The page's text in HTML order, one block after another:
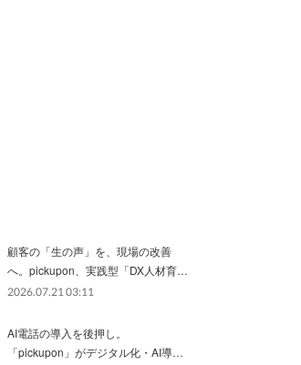
顧客の「生の声」を、現場の改善
へ。pickupon、実践型「DX人材育…
2026.07.21 03:11
AI電話の導入を後押し。
「pickupon」がデジタル化・AI導…